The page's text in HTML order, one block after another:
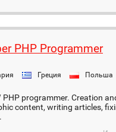
PHP Programmer
Греция Польша
programmer. Creation
content, writing articles,